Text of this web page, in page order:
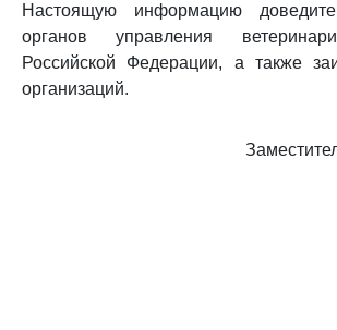
Настоящую информацию
органов управления
Российской Федерации, а также
организаций.